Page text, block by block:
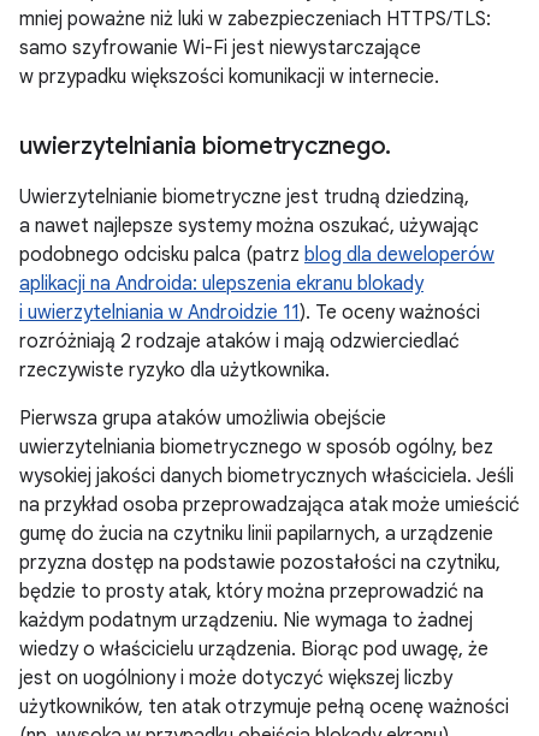
mniej poważne niż luki w zabezpieczeniach HTTPS/TLS:
samo szyfrowanie Wi-Fi jest niewystarczające
w przypadku większości komunikacji w internecie.
uwierzytelniania biometrycznego.
Uwierzytelnianie biometryczne jest trudną dziedziną,
a nawet najlepsze systemy można oszukać, używając
podobnego odcisku palca (patrz blog dla deweloperów
aplikacji na Androida: ulepszenia ekranu blokady
i uwierzytelniania w Androidzie 11). Te oceny ważności
rozróżniają 2 rodzaje ataków i mają odzwierciedlać
rzeczywiste ryzyko dla użytkownika.
Pierwsza grupa ataków umożliwia obejście
uwierzytelniania biometrycznego w sposób ogólny, bez
wysokiej jakości danych biometrycznych właściciela. Jeśli
na przykład osoba przeprowadzająca atak może umieścić
gumę do żucia na czytniku linii papilarnych, a urządzenie
przyzna dostęp na podstawie pozostałości na czytniku,
będzie to prosty atak, który można przeprowadzić na
każdym podatnym urządzeniu. Nie wymaga to żadnej
wiedzy o właścicielu urządzenia. Biorąc pod uwagę, że
jest on uogólniony i może dotyczyć większej liczby
użytkowników, ten atak otrzymuje pełną ocenę ważności